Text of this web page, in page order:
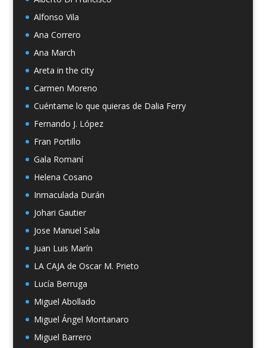
Alfonso Vila
Ana Correro
Ana March
Areta in the city
Carmen Moreno
Cuéntame lo que quieras de Dalia Ferry
Fernando J. López
Fran Portillo
Gala Romaní
Helena Cosano
Inmaculada Durán
Johari Gautier
Jose Manuel Sala
Juan Luis Marín
LA CAJA de Oscar M. Prieto
Lucía Berruga
Miguel Abollado
Miguel Ángel Montanaro
Miguel Barrero